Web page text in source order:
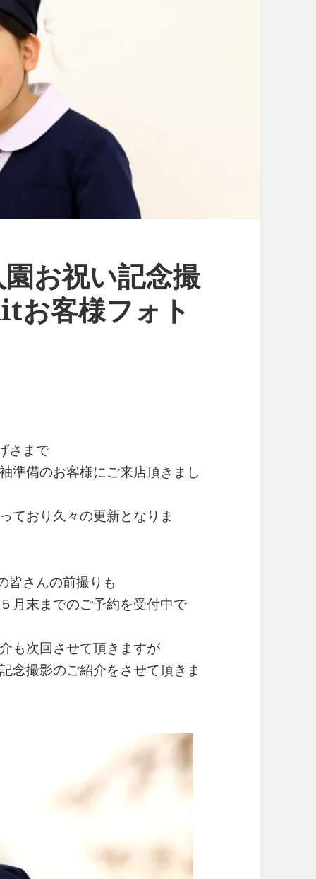
お祝い記念撮
お客様フォト
さまで
準備のお客様にご来店頂きまし
ており久々の更新となりま
皆さんの前撮りも
月末までのご予約を受付中で
も次回させて頂きますが
念撮影のご紹介をさせて頂きま